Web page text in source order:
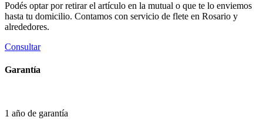
Podés optar por retirar el artículo en la mutual o que te lo enviemos
hasta tu domicilio. Contamos con servicio de flete en Rosario y
alrededores.
Consultar
Garantía
1 año de garantía